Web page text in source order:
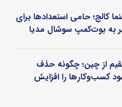
کالج؛ حامی استعدادها برای
به بوت‌کمپ سوشال مدیا
از چین؛ چگونه حذف
کسب‌وکارها را افزایش